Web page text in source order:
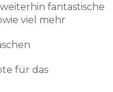
fantastische
viel mehr
für das